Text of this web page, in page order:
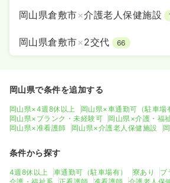
岡山県倉敷市×介護老人保健施設
岡山県倉敷市×2交代 66
岡山県で条件を追加する
岡山県×4週8休以上 岡山県×車通勤可（駐車場
岡山県×ブランク・未経験可
岡山県×介護・福
岡山県×准看護師
岡山県×介護老人保健施設
条件から探す
4週8休以上 車通勤可（駐車場有） 寮あり
ブ